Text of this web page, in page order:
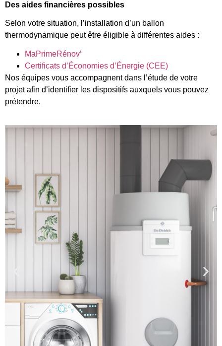
Des aides financières possibles
Selon votre situation, l’installation d’un ballon
thermodynamique peut être éligible à différentes aides :
MaPrimeRénov’
Certificats d’Économies d’Énergie (CEE)
Nos équipes vous accompagnent dans l’étude de votre
projet afin d’identifier les dispositifs auxquels vous pouvez
prétendre.